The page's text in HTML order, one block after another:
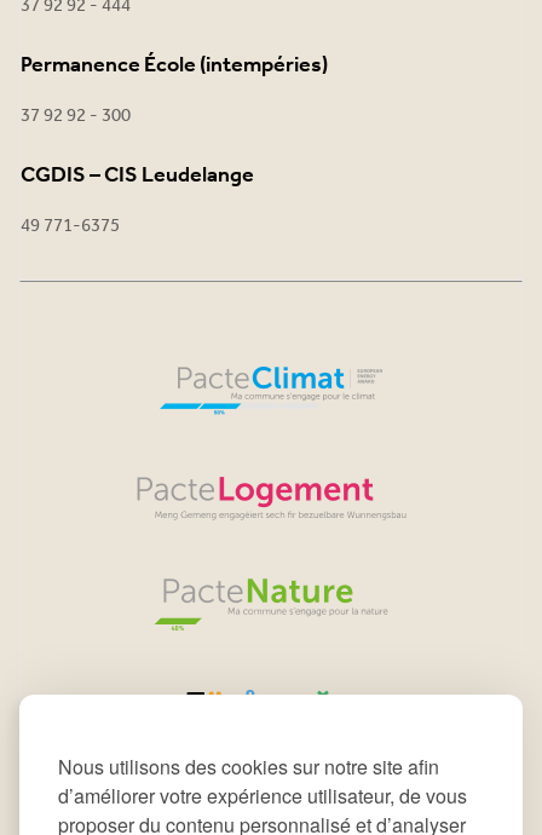
Nous utilisons des cookies sur notre site afin
d’améliorer votre expérience utilisateur, de vous
proposer du contenu personnalisé et d’analyser
Permanence École (intempéries)
37 92 92 - 300
CGDIS – CIS Leudelange
49 771-6375